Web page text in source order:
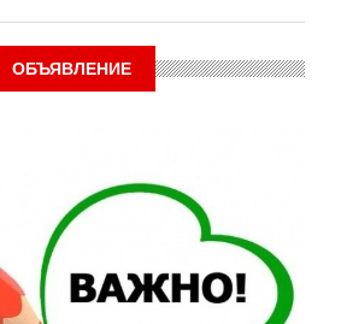
ОБЪЯВЛЕНИЕ